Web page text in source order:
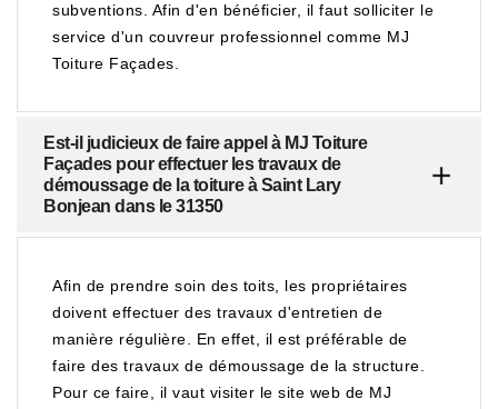
subventions. Afin d'en bénéficier, il faut solliciter le
service d'un couvreur professionnel comme MJ
Toiture Façades.
Est-il judicieux de faire appel à MJ Toiture
Façades pour effectuer les travaux de
démoussage de la toiture à Saint Lary
Bonjean dans le 31350
Afin de prendre soin des toits, les propriétaires
doivent effectuer des travaux d'entretien de
manière régulière. En effet, il est préférable de
faire des travaux de démoussage de la structure.
Pour ce faire, il vaut visiter le site web de MJ